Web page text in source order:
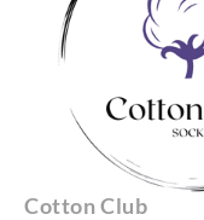
Cotton Club